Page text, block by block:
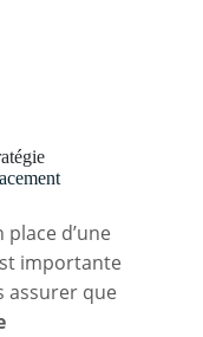
d’une
importante
assurer que